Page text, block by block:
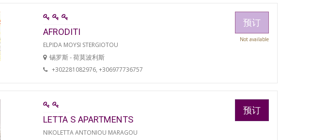
AFRODITI
ELPIDA MOYSI STERGIOTOU
锡罗斯 - 荷莫波利斯
+302281082976, +306977736757
预订
Not available
LETTA S APARTMENTS
NIKOLETTA ANTONIOU MARAGOU
预订